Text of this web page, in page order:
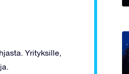
Yrityksille,